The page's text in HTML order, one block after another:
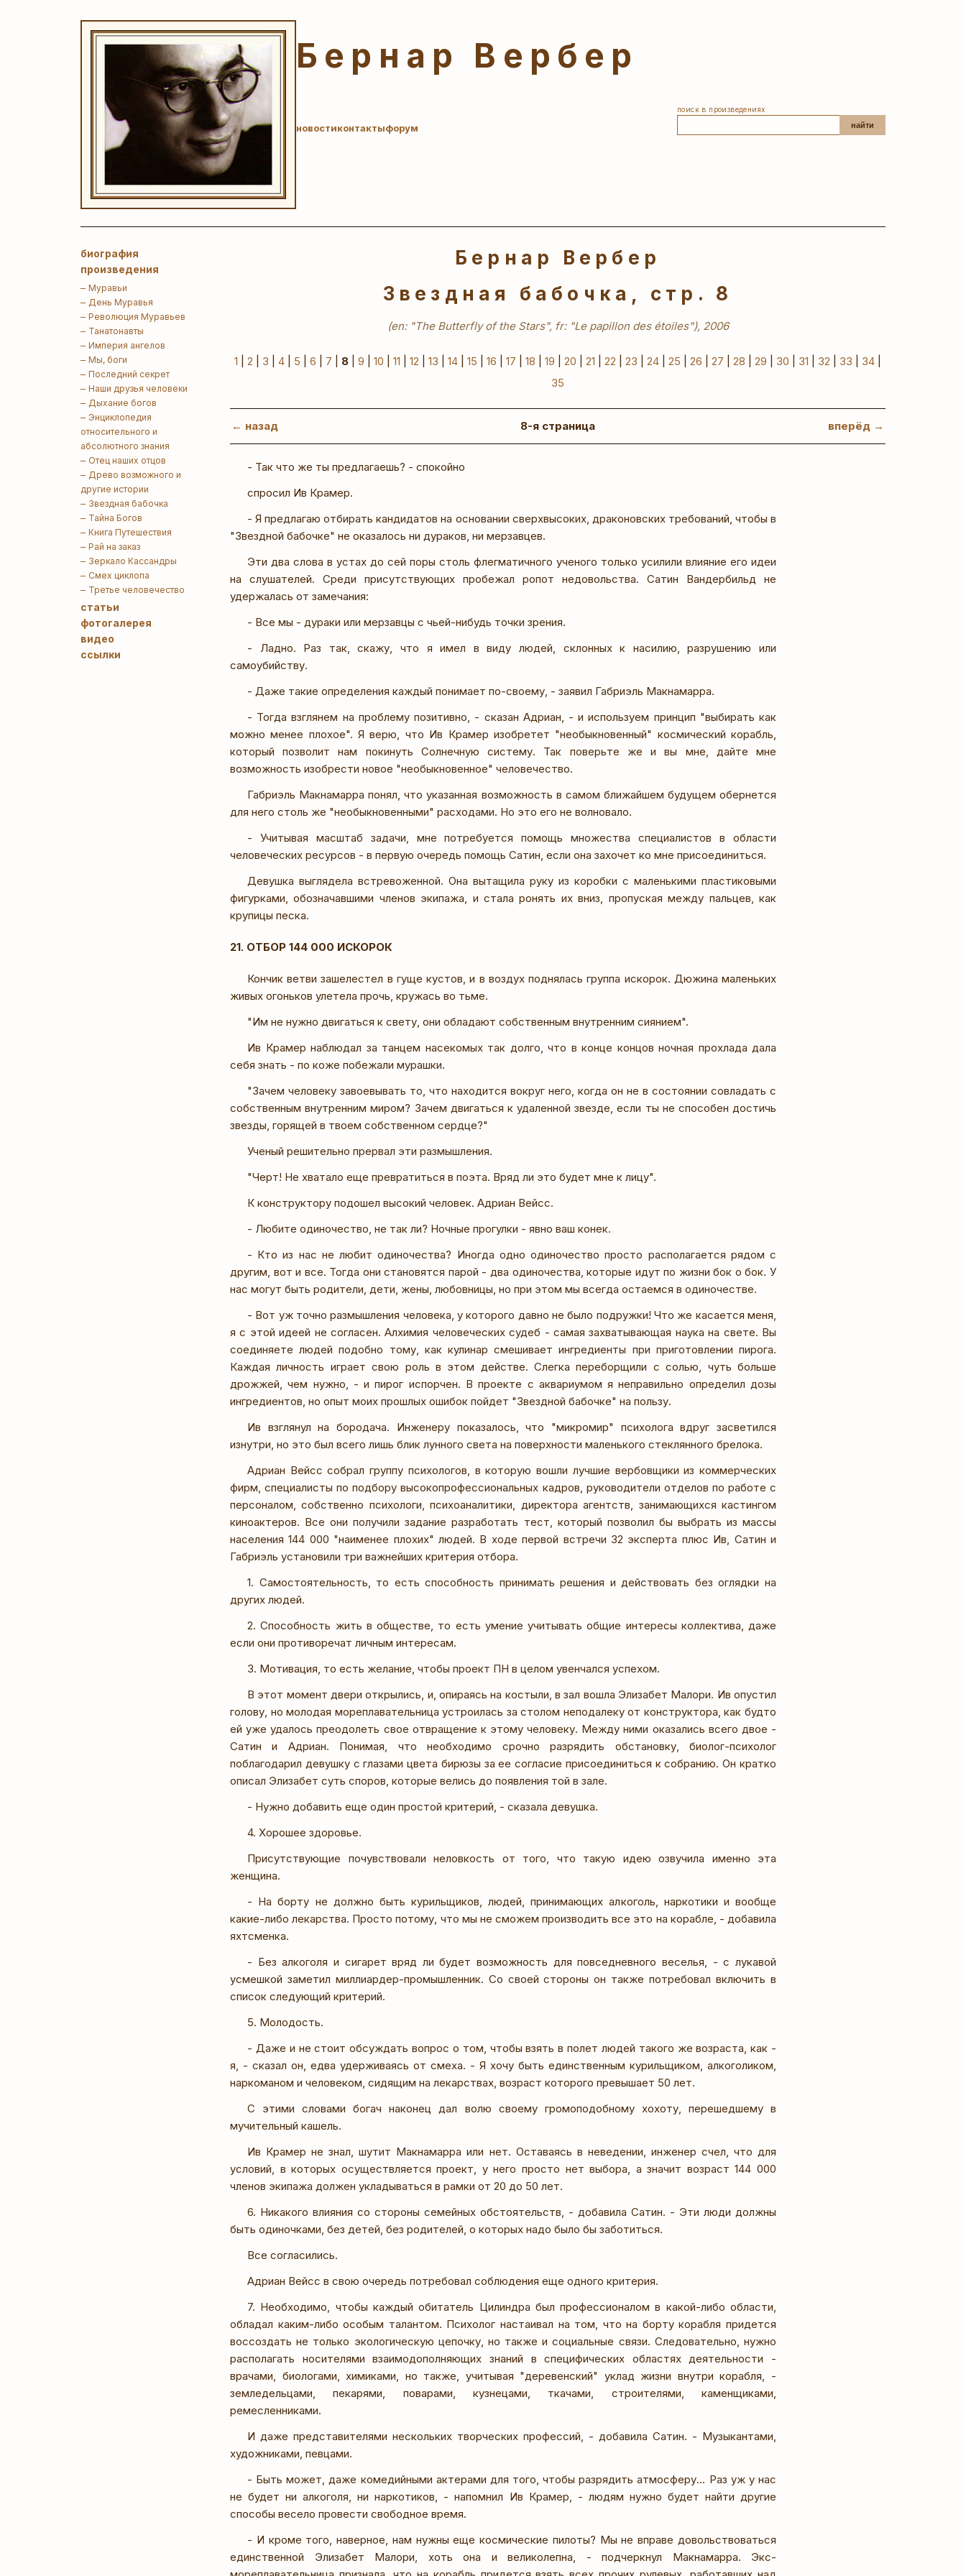
Бернар Вербер
новостиконтактыфорум
поиск в произведениях
найти
биография
произведения
Муравьи
День Муравья
Революция Муравьев
Танатонавты
Империя ангелов
Мы, боги
Последний секрет
Наши друзья человеки
Дыхание богов
Энциклопедия
относительного и
абсолютного знания
Отец наших отцов
Древо возможного и
другие истории
Звездная бабочка
Тайна Богов
Книга Путешествия
Рай на заказ
Зеркало Кассандры
Смех циклопа
Третье человечество
статьи
фотогалерея
видео
ссылки
Бернар Вербер
Звездная бабочка, стр. 8
(en: "The Butterfly of the Stars", fr: "Le papillon des étoiles"), 2006
1 2 3 4 5 6 7 8 9 10 11 12 13 14 15 16 17 18 19 20 21 22 23 24 25 26 27 28 29 30 31 32 33 34
35
← назад 8-я страница вперёд →
- Так что же ты предлагаешь? - спокойно
спросил Ив Крамер.
- Я предлагаю отбирать кандидатов на основании сверхвысоких, драконовских требований, чтобы в
"Звездной бабочке" не оказалось ни дураков, ни мерзавцев.
Эти два слова в устах до сей поры столь флегматичного ученого только усилили влияние его идеи
на слушателей. Среди присутствующих пробежал ропот недовольства. Сатин Вандербильд не
удержалась от замечания:
- Все мы - дураки или мерзавцы с чьей-нибудь точки зрения.
- Ладно. Раз так, скажу, что я имел в виду людей, склонных к насилию, разрушению или
самоубийству.
- Даже такие определения каждый понимает по-своему, - заявил Габриэль Макнамарра.
- Тогда взглянем на проблему позитивно, - сказан Адриан, - и используем принцип "выбирать как
можно менее плохое". Я верю, что Ив Крамер изобретет "необыкновенный" космический корабль,
который позволит нам покинуть Солнечную систему. Так поверьте же и вы мне, дайте мне
возможность изобрести новое "необыкновенное" человечество.
Габриэль Макнамарра понял, что указанная возможность в самом ближайшем будущем обернется
для него столь же "необыкновенными" расходами. Но это его не волновало.
- Учитывая масштаб задачи, мне потребуется помощь множества специалистов в области
человеческих ресурсов - в первую очередь помощь Сатин, если она захочет ко мне присоединиться.
Девушка выглядела встревоженной. Она вытащила руку из коробки с маленькими пластиковыми
фигурками, обозначавшими членов экипажа, и стала ронять их вниз, пропуская между пальцев, как
крупицы песка.
21. ОТБОР 144 000 ИСКОРОК
Кончик ветви зашелестел в гуще кустов, и в воздух поднялась группа искорок. Дюжина маленьких
живых огоньков улетела прочь, кружась во тьме.
"Им не нужно двигаться к свету, они обладают собственным внутренним сиянием".
Ив Крамер наблюдал за танцем насекомых так долго, что в конце концов ночная прохлада дала
себя знать - по коже побежали мурашки.
"Зачем человеку завоевывать то, что находится вокруг него, когда он не в состоянии совладать с
собственным внутренним миром? Зачем двигаться к удаленной звезде, если ты не способен достичь
звезды, горящей в твоем собственном сердце?"
Ученый решительно прервал эти размышления.
"Черт! Не хватало еще превратиться в поэта. Вряд ли это будет мне к лицу".
К конструктору подошел высокий человек. Адриан Вейсс.
- Любите одиночество, не так ли? Ночные прогулки - явно ваш конек.
- Кто из нас не любит одиночества? Иногда одно одиночество просто располагается рядом с
другим, вот и все. Тогда они становятся парой - два одиночества, которые идут по жизни бок о бок. У
нас могут быть родители, дети, жены, любовницы, но при этом мы всегда остаемся в одиночестве.
- Вот уж точно размышления человека, у которого давно не было подружки! Что же касается меня,
я с этой идеей не согласен. Алхимия человеческих судеб - самая захватывающая наука на свете. Вы
соединяете людей подобно тому, как кулинар смешивает ингредиенты при приготовлении пирога.
Каждая личность играет свою роль в этом действе. Слегка переборщили с солью, чуть больше
дрожжей, чем нужно, - и пирог испорчен. В проекте с аквариумом я неправильно определил дозы
ингредиентов, но опыт моих прошлых ошибок пойдет "Звездной бабочке" на пользу.
Ив взглянул на бородача. Инженеру показалось, что "микромир" психолога вдруг засветился
изнутри, но это был всего лишь блик лунного света на поверхности маленького стеклянного брелока.
Адриан Вейсс собрал группу психологов, в которую вошли лучшие вербовщики из коммерческих
фирм, специалисты по подбору высокопрофессиональных кадров, руководители отделов по работе с
персоналом, собственно психологи, психоаналитики, директора агентств, занимающихся кастингом
киноактеров. Все они получили задание разработать тест, который позволил бы выбрать из массы
населения 144 000 "наименее плохих" людей. В ходе первой встречи 32 эксперта плюс Ив, Сатин и
Габриэль установили три важнейших критерия отбора.
1. Самостоятельность, то есть способность принимать решения и действовать без оглядки на
других людей.
2. Способность жить в обществе, то есть умение учитывать общие интересы коллектива, даже
если они противоречат личным интересам.
3. Мотивация, то есть желание, чтобы проект ПН в целом увенчался успехом.
В этот момент двери открылись, и, опираясь на костыли, в зал вошла Элизабет Малори. Ив опустил
голову, но молодая мореплавательница устроилась за столом неподалеку от конструктора, как будто
ей уже удалось преодолеть свое отвращение к этому человеку. Между ними оказались всего двое -
Сатин и Адриан. Понимая, что необходимо срочно разрядить обстановку, биолог-психолог
поблагодарил девушку с глазами цвета бирюзы за ее согласие присоединиться к собранию. Он кратко
описал Элизабет суть споров, которые велись до появления той в зале.
- Нужно добавить еще один простой критерий, - сказала девушка.
4. Хорошее здоровье.
Присутствующие почувствовали неловкость от того, что такую идею озвучила именно эта
женщина.
- На борту не должно быть курильщиков, людей, принимающих алкоголь, наркотики и вообще
какие-либо лекарства. Просто потому, что мы не сможем производить все это на корабле, - добавила
яхтсменка.
- Без алкоголя и сигарет вряд ли будет возможность для повседневного веселья, - с лукавой
усмешкой заметил миллиардер-промышленник. Со своей стороны он также потребовал включить в
список следующий критерий.
5. Молодость.
- Даже и не стоит обсуждать вопрос о том, чтобы взять в полет людей такого же возраста, как -
я, - сказал он, едва удерживаясь от смеха. - Я хочу быть единственным курильщиком, алкоголиком,
наркоманом и человеком, сидящим на лекарствах, возраст которого превышает 50 лет.
С этими словами богач наконец дал волю своему громоподобному хохоту, перешедшему в
мучительный кашель.
Ив Крамер не знал, шутит Макнамарра или нет. Оставаясь в неведении, инженер счел, что для
условий, в которых осуществляется проект, у него просто нет выбора, а значит возраст 144 000
членов экипажа должен укладываться в рамки от 20 до 50 лет.
6. Никакого влияния со стороны семейных обстоятельств, - добавила Сатин. - Эти люди должны
быть одиночками, без детей, без родителей, о которых надо было бы заботиться.
Все согласились.
Адриан Вейсс в свою очередь потребовал соблюдения еще одного критерия.
7. Необходимо, чтобы каждый обитатель Цилиндра был профессионалом в какой-либо области,
обладал каким-либо особым талантом. Психолог настаивал на том, что на борту корабля придется
воссоздать не только экологическую цепочку, но также и социальные связи. Следовательно, нужно
располагать носителями взаимодополняющих знаний в специфических областях деятельности -
врачами, биологами, химиками, но также, учитывая "деревенский" уклад жизни внутри корабля, -
земледельцами, пекарями, поварами, кузнецами, ткачами, строителями, каменщиками,
ремесленниками.
И даже представителями нескольких творческих профессий, - добавила Сатин. - Музыкантами,
художниками, певцами.
- Быть может, даже комедийными актерами для того, чтобы разрядить атмосферу... Раз уж у нас
не будет ни алкоголя, ни наркотиков, - напомнил Ив Крамер, - людям нужно будет найти другие
способы весело провести свободное время.
- И кроме того, наверное, нам нужны еще космические пилоты? Мы не вправе довольствоваться
единственной Элизабет Малори, хоть она и великолепна, - подчеркнул Макнамарра. Экс-